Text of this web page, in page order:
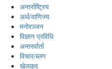
अन्तर्राष्ट्रिय
अर्थ/वाणिज्य
मनाेरञ्जन
विज्ञान प्रविधि
अन्तरर्वार्ता
विचार/ब्लग
खेलकुद